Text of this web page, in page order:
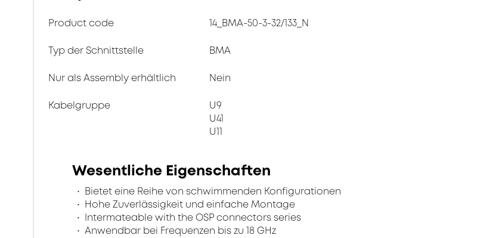
Product code 14_BMA-50-3-32/133_N
Typ der Schnittstelle BMA
Nur als Assembly erhältlich Nein
Kabelgruppe
U9
U41
U11
Wesentliche Eigenschaften
Bietet eine Reihe von schwimmenden Konfigurationen
Hohe Zuverlässigkeit und einfache Montage
Intermateable with the OSP connectors series
Anwendbar bei Frequenzen bis zu 18 GHz